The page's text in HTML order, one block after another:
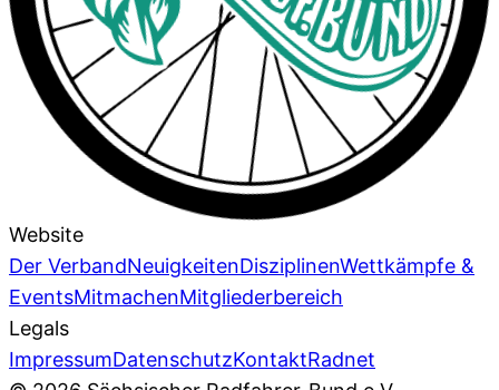
Website
Der VerbandNeuigkeitenDisziplinenWettkämpfe &
EventsMitmachenMitgliederbereich
Legals
ImpressumDatenschutzKontaktRadnet